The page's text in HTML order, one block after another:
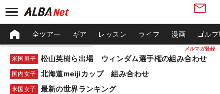
メルマガ登録
全ツアー ギア レッスン ライフ 漫画 ゴル
米国男子 松山英樹ら出場 ウィンダム選手権の組み合わせ
国内女子 北海道meijiカップ 組み合わせ
米国女子 最新の世界ランキング